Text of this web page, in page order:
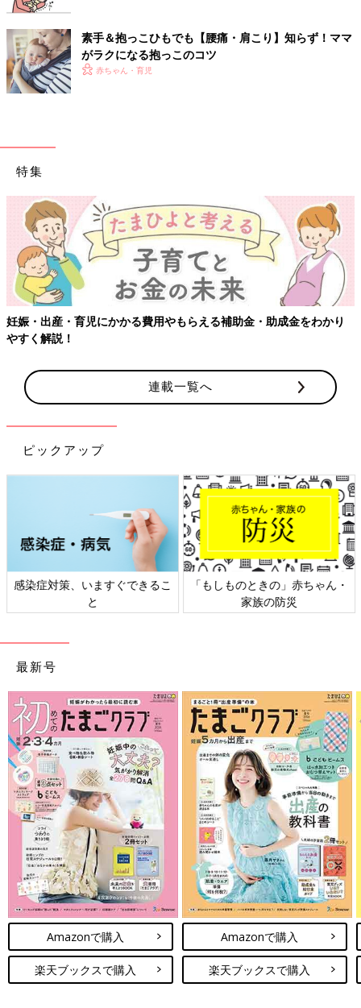
素手＆抱っこひもでも【腰痛・肩こり】知らず！ママ
がラクになる抱っこのコツ
赤ちゃん・育児
特集
妊娠・出産・育児にかかる費用やもらえる補助金・助成金をわかり
やすく解説！
連載一覧へ
ピックアップ
感染症対策、いますぐできるこ
と
「もしものときの」赤ちゃん・
家族の防災
最新号
Amazonで購入
楽天ブックスで購入
Amazonで購入
楽天ブックスで購入